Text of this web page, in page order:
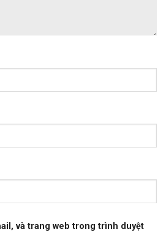
và trang web trong trình duyệt